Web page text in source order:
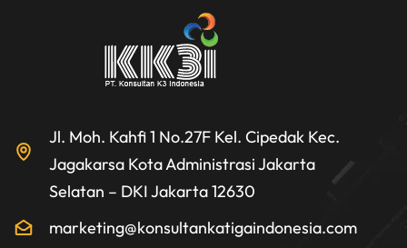
Jl. Moh. Kahfi 1 No.27F Kel. Cipedak Kec.
Jagakarsa Kota Administrasi Jakarta
Selatan – DKI Jakarta 12630
marketing@konsultankatigaindonesia.com